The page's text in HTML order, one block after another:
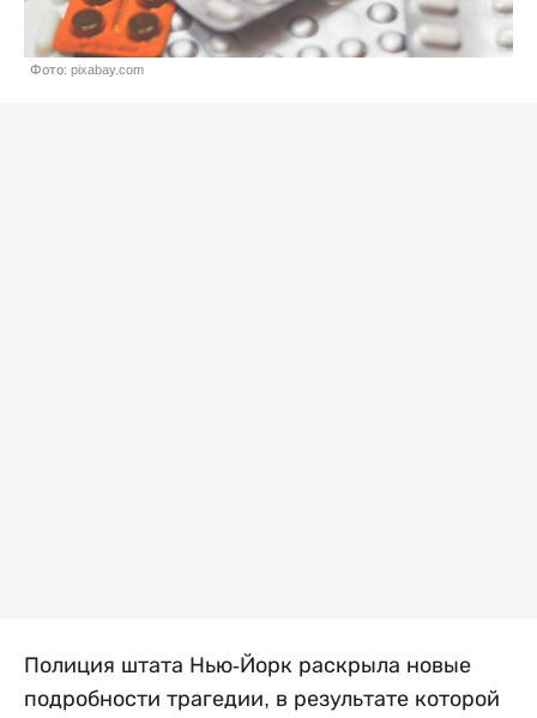
Фото: pixabay.com
Полиция штата Нью-Йорк раскрыла новые
подробности трагедии, в результате которой